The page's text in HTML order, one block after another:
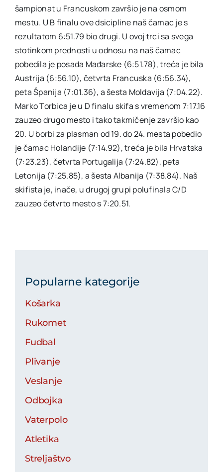
šampionat u Francuskom završio je na osmom
mestu. U B finalu ove dsicipline naš čamac je s
rezultatom 6:51.79 bio drugi. U ovoj trci sa svega
stotinkom prednosti u odnosu na naš čamac
pobedila je posada Mađarske (6:51.78), treća je bila
Austrija (6:56.10), četvrta Francuska (6:56.34),
peta Španija (7:01.36), a šesta Moldavija (7:04.22).
Marko Torbica je u D finalu skifa s vremenom 7:17.16
zauzeo drugo mesto i tako takmičenje završio kao
20. U borbi za plasman od 19. do 24. mesta pobedio
je čamac Holandije (7:14.92), treća je bila Hrvatska
(7:23.23), četvrta Portugalija (7:24.82), peta
Letonija (7:25.85), a šesta Albanija (7:38.84). Naš
skifista je, inače, u drugoj grupi polufinala C/D
zauzeo četvrto mesto s 7:20.51.
Popularne kategorije
Košarka
Rukomet
Fudbal
Plivanje
Veslanje
Odbojka
Vaterpolo
Atletika
Streljaštvo